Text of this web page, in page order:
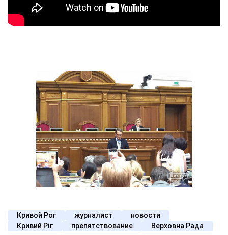
Кривой Рог журналист
новости
Кривий Ріг
препятствование Верховна Рада